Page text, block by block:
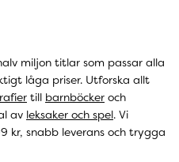
miljon titlar som passar alla
låga priser. Utforska allt
till barnböcker och
av leksaker och spel. Vi
kr, snabb leverans och trygga